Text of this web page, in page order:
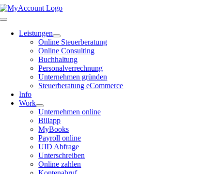
Zum
Inhalt
Toggle
NavigationLeistungen
Online Steuerberatung
Online Consulting
Buchhaltung
Personalverrechnung
Unternehmen gründen
Steuerberatung eCommerce
Info
Work
Unternehmen online
Billapp
MyBooks
Payroll online
UID Abfrage
Unterschreiben
Online zahlen